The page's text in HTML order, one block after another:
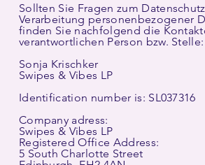
Sollten Sie Fragen zum
Verarbeitung personenbezogener
finden Sie nachfolgend die
verantwortlichen Person bzw. Stelle:
Sonja Krischker
Swipes & Vibes LP
​Identification number is: SL037316
Company adress:
Swipes & Vibes LP
Registered Office Address:
5 South Charlotte Street